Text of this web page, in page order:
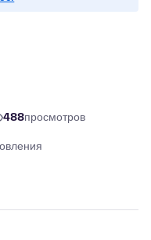
488просмотров